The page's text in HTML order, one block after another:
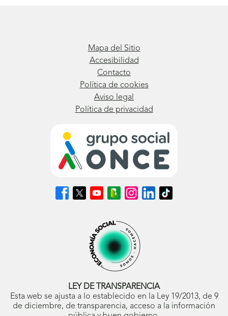
Mapa del Sitio
Accesibilidad
Contacto
Política de cookies
Aviso legal
Política de privacidad
Síguenos
en
Síguenos
en
ventana
nueva)
Síguenos
en
abrirá
en
ventana
nueva)
Síguenos
en
Blog
ONCE
(se
abrirá
en
ventana
Síguenos
en
abrirá
en
ventana
nueva)
Síguenos
en
Síguenos
en
LEY DE TRANSPARENCIA
Esta web se ajusta a lo establecido en la Ley 19/2013, de 9
de diciembre, de transparencia, acceso a la información